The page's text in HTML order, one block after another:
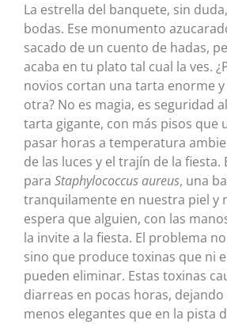
La estrella del banquete, sin
bodas. Ese monumento
sacado de un cuento de hadas,
acaba en tu plato tal cual la ves.
novios cortan una tarta enorme
otra? No es magia, es seguridad
tarta gigante, con más pisos que
pasar horas a temperatura
de las luces y el trajín de la fiesta.
para Staphylococcus aureus, una
tranquilamente en nuestra piel y
espera que alguien, con las
la invite a la fiesta. El problema
sino que produce toxinas que ni
pueden eliminar. Estas toxinas
diarreas en pocas horas,
menos elegantes que en la pista